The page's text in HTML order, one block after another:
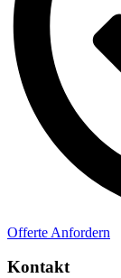
Offerte Anfordern
Kontakt